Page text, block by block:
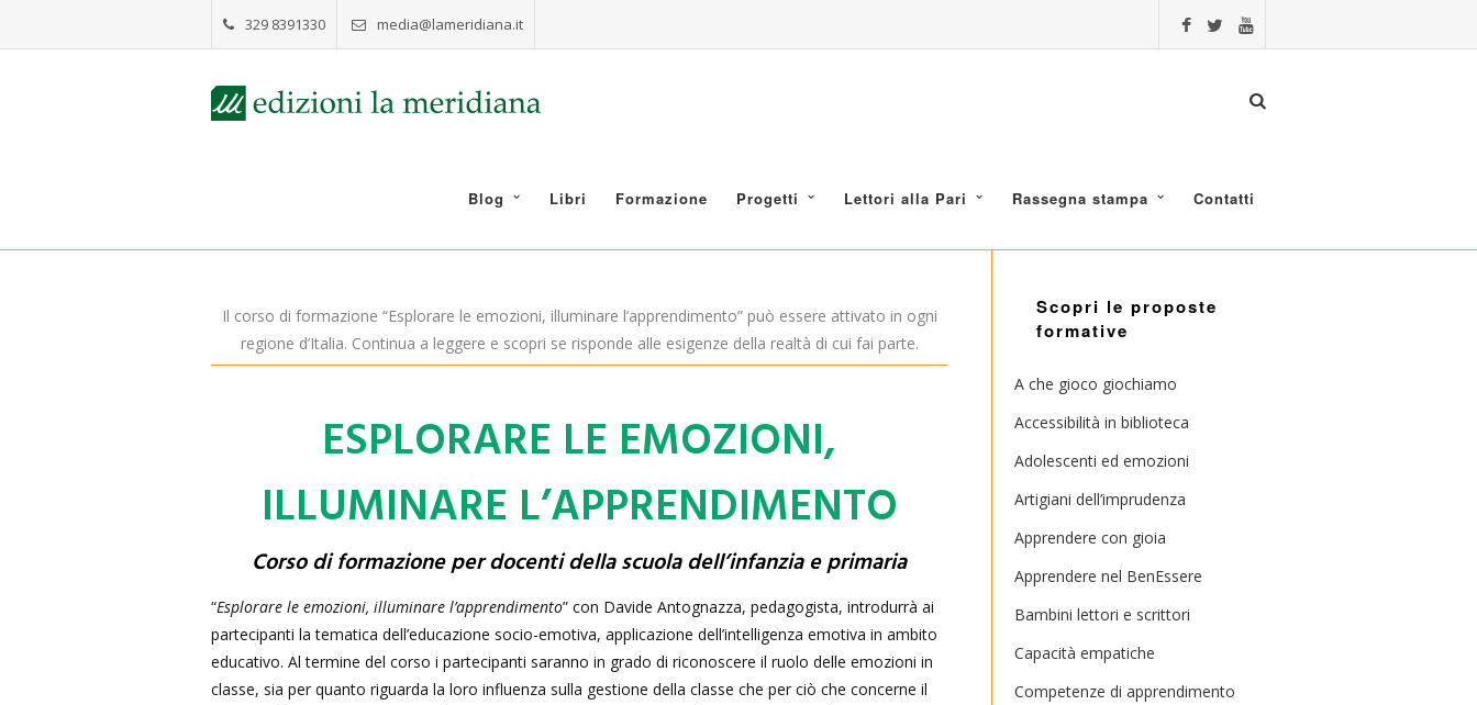
329 8391330 media@lameridiana.it
Blog Libri Formazione Progetti Lettori alla Pari Rassegna stampa Contatti
Il corso di formazione “Esplorare le emozioni, illuminare l’apprendimento” può essere attivato in ogni
regione d’Italia. Continua a leggere e scopri se risponde alle esigenze della realtà di cui fai parte.
ESPLORARE LE EMOZIONI,
ILLUMINARE L’APPRENDIMENTO
Corso di formazione per docenti della scuola dell’infanzia e primaria
“Esplorare le emozioni, illuminare l’apprendimento” con Davide Antognazza, pedagogista, introdurrà ai
partecipanti la tematica dell’educazione socio-emotiva, applicazione dell’intelligenza emotiva in ambito
educativo. Al termine del corso i partecipanti saranno in grado di riconoscere il ruolo delle emozioni in
classe, sia per quanto riguarda la loro influenza sulla gestione della classe che per ciò che concerne il
Scopri le proposte
formative
A che gioco giochiamo
Accessibilità in biblioteca
Adolescenti ed emozioni
Artigiani dell’imprudenza
Apprendere con gioia
Apprendere nel BenEssere
Bambini lettori e scrittori
Capacità empatiche
Competenze di apprendimento